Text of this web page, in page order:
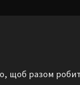
щоб разом